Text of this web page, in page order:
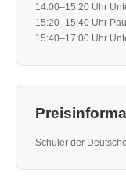
14:00–15:20 Uhr
15:20–15:40 Uhr
15:40–17:00 Uhr
Schüler der